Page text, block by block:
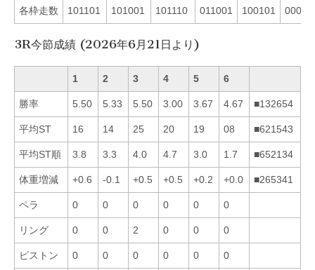
各枠走数 101101 101001 101110 011001 100101
3R今節成績 (2026年6月21日より)
1 2 3 4 5 6
勝率 5.50 5.33 5.50 3.00 3.67 4.67 ■132654
平均ST 16 14 25 20 19 08 ■621543
平均ST順 3.8 3.3 4.0 4.7 3.0 1.7 ■652134
体重増減 +0.6 -0.1 +0.5 +0.5 +0.2 +0.0 ■265341
ペラ 0 0 0 0 0 0
リング 0 0 2 0 0 0
ピストン 0 0 0 0 0 0